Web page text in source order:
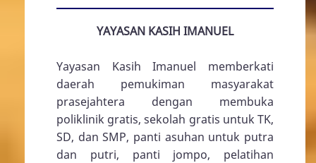
YAYASAN KASIH IMANUEL
Yayasan Kasih Imanuel memberkati
daerah pemukiman masyarakat
prasejahtera dengan membuka
poliklinik gratis, sekolah gratis untuk TK,
SD, dan SMP, panti asuhan untuk putra
dan putri, panti jompo, pelatihan